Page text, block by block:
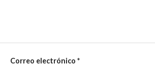
Correo electrónico*